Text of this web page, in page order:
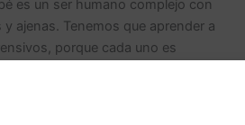
es un ser humano complejo con
ajenas. Tenemos que aprender a
porque cada uno es